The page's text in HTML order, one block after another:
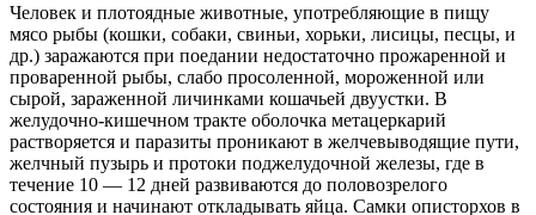
Человек и плотоядные животные, употребляющие в пищу
мясо рыбы (кошки, собаки, свиньи, хорьки, лисицы, песцы, и
др.) заражаются при поедании недостаточно прожаренной и
проваренной рыбы, слабо просоленной, мороженной или
сырой, зараженной личинками кошачьей двуустки. В
желудочно-кишечном тракте оболочка метацеркарий
растворяется и паразиты проникают в желчевыводящие пути,
желчный пузырь и протоки поджелудочной железы, где в
течение 10 — 12 дней развиваются до половозрелого
состояния и начинают откладывать яйца. Самки описторхов в